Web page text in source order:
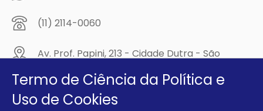
(11) 2114-0060
Av. Prof. Papini, 213 - Cidade Dutra - São
Compre na
MCA Virtual!
Termo de Ciência da Política e
Uso de Cookies